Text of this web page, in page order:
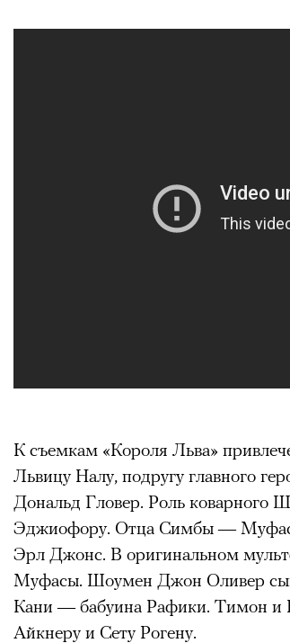
К съемкам «Короля Льва»
Львицу Налу, подругу главного
Дональд Гловер. Роль коварного
Эджиофору. Отца Симбы —
Эрл Джонс. В оригинальном
Муфасы. Шоумен Джон Оливер
Кани — бабуина Рафики. Тимон и
Айкнеру и Сету Рогену.